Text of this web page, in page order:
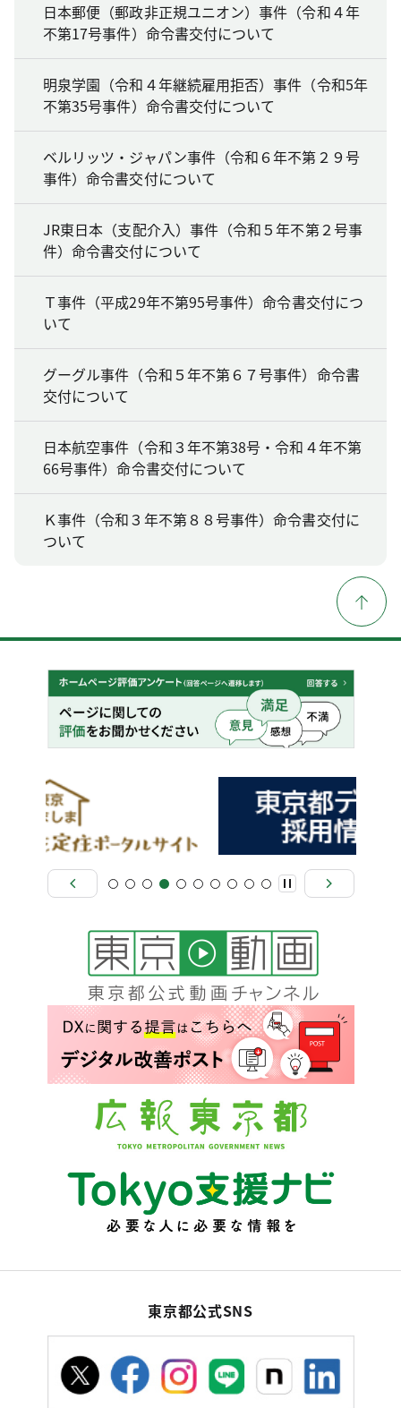
日本郵便（郵政非正規ユニオン）事件（令和４年
不第17号事件）命令書交付について
明泉学園（令和４年継続雇用拒否）事件（令和5年
不第35号事件）命令書交付について
ベルリッツ・ジャパン事件（令和６年不第２９号
事件）命令書交付について
JR東日本（支配介入）事件（令和５年不第２号事
件）命令書交付について
Ｔ事件（平成29年不第95号事件）命令書交付につ
いて
グーグル事件（令和５年不第６７号事件）命令書
交付について
日本航空事件（令和３年不第38号・令和４年不第
66号事件）命令書交付について
Ｋ事件（令和３年不第８８号事件）命令書交付に
ついて
東京都公式SNS